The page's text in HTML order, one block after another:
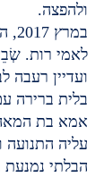
ולהפצה.
לאמי רות.
ועדיין רעבה
בלית ברירה
אמא בת
עליה
הבלתי